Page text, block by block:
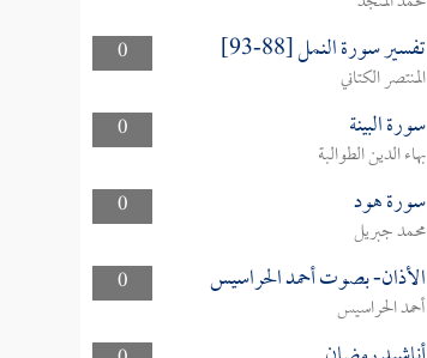
0
تفسير سورة النمل [88-93]
المنتصر الكتاني
0
سورة البينة
بهاء الدين الطوالبة
0
سورة هود
محمد جبريل
0
الأذان- بصوت أحمد الحراسيس
أحمد الحراسيس